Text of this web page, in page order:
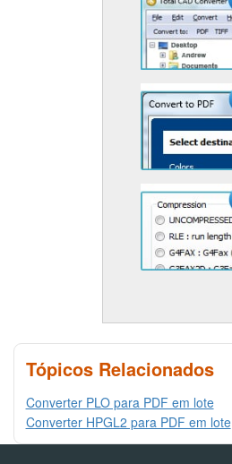
Tópicos Relacionados
Converter PLO para PDF em lote
Converter HPGL2 para PDF em lote